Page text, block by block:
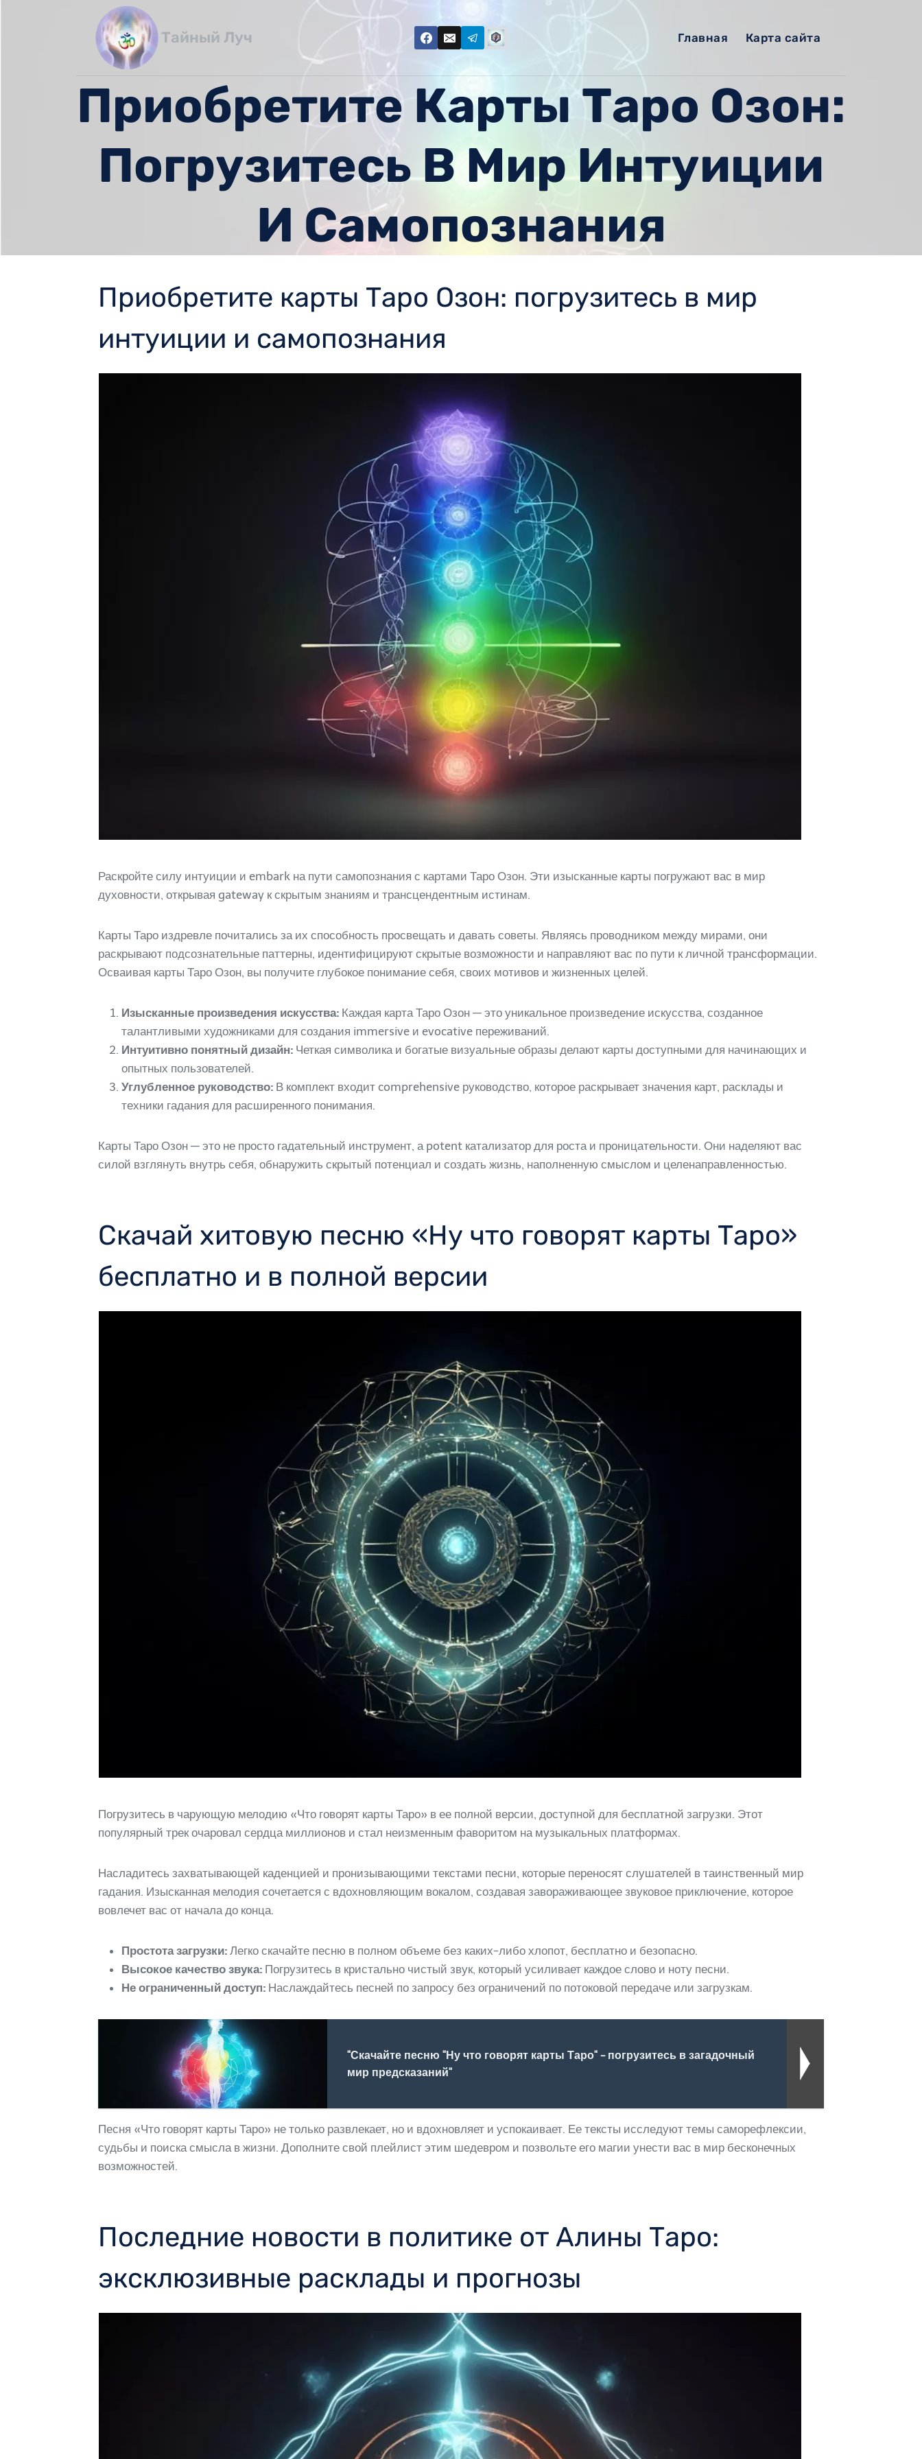
Тайный Луч Главная Карта сайта
Приобретите Карты Таро Озон:
Погрузитесь В Мир Интуиции
И Самопознания
Приобретите карты Таро Озон: погрузитесь в мир
интуиции и самопознания
Раскройте силу интуиции и embark на пути самопознания с картами Таро Озон. Эти изысканные карты погружают вас в мир
духовности, открывая gateway к скрытым знаниям и трансцендентным истинам.
Карты Таро издревле почитались за их способность просвещать и давать советы. Являясь проводником между мирами, они
раскрывают подсознательные паттерны, идентифицируют скрытые возможности и направляют вас по пути к личной трансформации.
Осваивая карты Таро Озон, вы получите глубокое понимание себя, своих мотивов и жизненных целей.
Изысканные произведения искусства: Каждая карта Таро Озон — это уникальное произведение искусства, созданное
талантливыми художниками для создания immersive и evocative переживаний.
Интуитивно понятный дизайн: Четкая символика и богатые визуальные образы делают карты доступными для начинающих и
опытных пользователей.
Углубленное руководство: В комплект входит comprehensive руководство, которое раскрывает значения карт, расклады и
техники гадания для расширенного понимания.
Карты Таро Озон — это не просто гадательный инструмент, а potent катализатор для роста и проницательности. Они наделяют вас
силой взглянуть внутрь себя, обнаружить скрытый потенциал и создать жизнь, наполненную смыслом и целенаправленностью.
Скачай хитовую песню «Ну что говорят карты Таро»
бесплатно и в полной версии
Погрузитесь в чарующую мелодию «Что говорят карты Таро» в ее полной версии, доступной для бесплатной загрузки. Этот
популярный трек очаровал сердца миллионов и стал неизменным фаворитом на музыкальных платформах.
Насладитесь захватывающей каденцией и пронизывающими текстами песни, которые переносят слушателей в таинственный мир
гадания. Изысканная мелодия сочетается с вдохновляющим вокалом, создавая завораживающее звуковое приключение, которое
вовлечет вас от начала до конца.
Простота загрузки: Легко скачайте песню в полном объеме без каких-либо хлопот, бесплатно и безопасно.
Высокое качество звука: Погрузитесь в кристально чистый звук, который усиливает каждое слово и ноту песни.
Не ограниченный доступ: Наслаждайтесь песней по запросу без ограничений по потоковой передаче или загрузкам.
"Скачайте песню "Ну что говорят карты Таро" - погрузитесь в загадочный
мир предсказаний"
Песня «Что говорят карты Таро» не только развлекает, но и вдохновляет и успокаивает. Ее тексты исследуют темы саморефлексии,
судьбы и поиска смысла в жизни. Дополните свой плейлист этим шедевром и позвольте его магии унести вас в мир бесконечных
возможностей.
Последние новости в политике от Алины Таро:
эксклюзивные расклады и прогнозы